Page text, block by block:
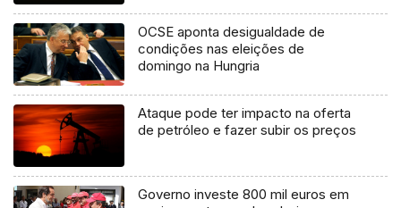
OCSE aponta desigualdade de
condições nas eleições de
domingo na Hungria
Ataque pode ter impacto na oferta
de petróleo e fazer subir os preços
Governo investe 800 mil euros em